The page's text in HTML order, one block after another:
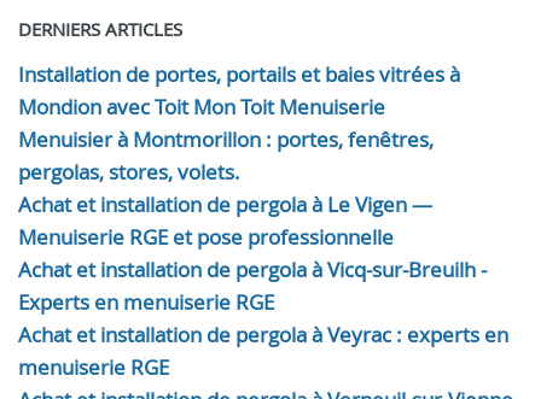
DERNIERS ARTICLES
Installation de portes, portails et baies vitrées à
Mondion avec Toit Mon Toit Menuiserie
Menuisier à Montmorillon : portes, fenêtres,
pergolas, stores, volets.
Achat et installation de pergola à Le Vigen —
Menuiserie RGE et pose professionnelle
Achat et installation de pergola à Vicq-sur-Breuilh -
Experts en menuiserie RGE
Achat et installation de pergola à Veyrac : experts en
menuiserie RGE